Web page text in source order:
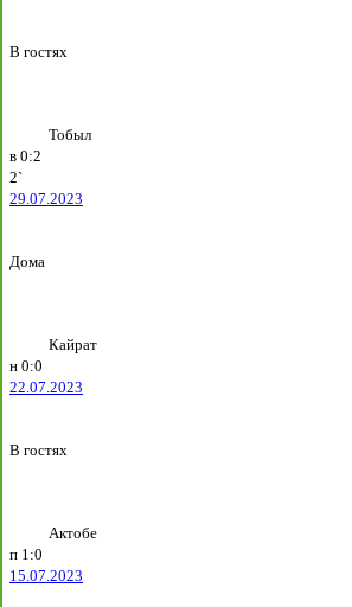
В гостях
Тобыл
в 0:2
2`
29.07.2023
Дома
Кайрат
н 0:0
22.07.2023
В гостях
Актобе
п 1:0
15.07.2023